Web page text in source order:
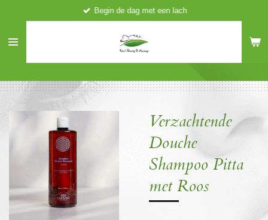
naar
hoofdinhoud
Begin de dag met een lach
Verzachtende
Douche
Shampoo Pitta
met Roos